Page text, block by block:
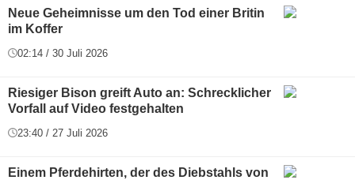
Neue Geheimnisse um den Tod einer Britin
im Koffer
02:14 / 30 Juli 2026
Riesiger Bison greift Auto an: Schrecklicher
Vorfall auf Video festgehalten
23:40 / 27 Juli 2026
Einem Pferdehirten, der des Diebstahls von